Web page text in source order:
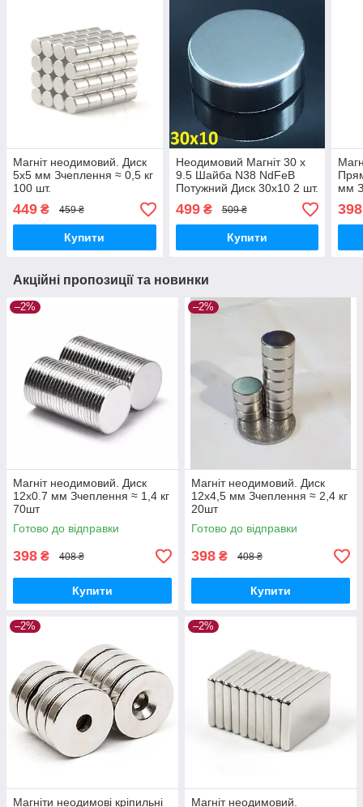
Магніт неодимовий. Диск
5x5 мм Зчеплення ≈ 0,5 кг
100 шт.
449 ₴ 459 ₴
Купити
Неодимовий Магніт 30 х
9.5 Шайба N38 NdFeB
Потужний Диск 30х10 2 шт.
499₴ 509 ₴
Купити
мм
шт.
398
Акційні пропозиції та новинки
–2%
Магніт неодимовий. Диск
12x0.7 мм Зчеплення ≈ 1,4 кг
70шт
Готово до відправки
398 ₴ 408 ₴
Купити
–2%
Магніт неодимовий. Диск
12x4,5 мм Зчеплення ≈ 2,4 кг
20шт
Готово до відправки
398 ₴ 408 ₴
Купити
–2%
Магніти неодимові кріпильні
–2%
Магніт неодимовий.